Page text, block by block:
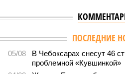
Версия //Общество //
В регионе
Заткнуть за пояс